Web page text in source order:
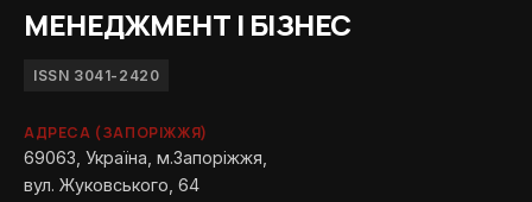
МЕНЕДЖМЕНТ І БІЗНЕС
ISSN 3041-2420
АДРЕСА (ЗАПОРІЖЖЯ)
69063, Україна, м.Запоріжжя,
вул. Жуковського, 64